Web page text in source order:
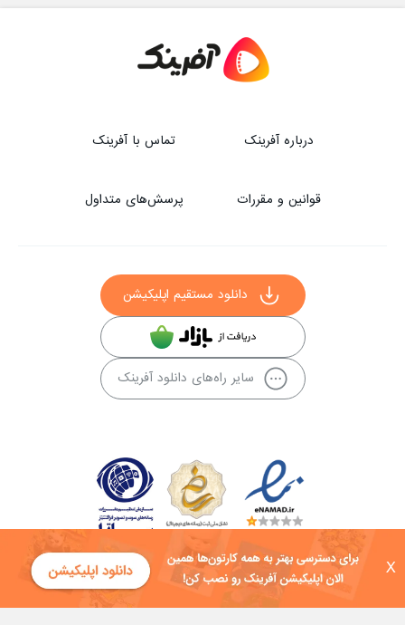
X
درباره آفرینک تماس با آفرینک
قوانین و مقررات پرسش‌های متداول
دانلود مستقیم اپلیکیشن
سایر راه‌های دانلود آفرینک
کلیه حقوق این سایت به شرکت توسعه فناوی هفت آسمان توکان تعلق دارد و